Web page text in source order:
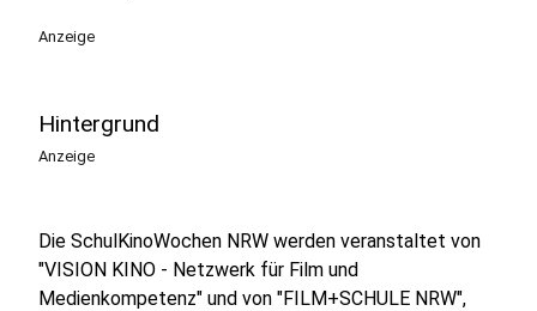
Anzeige
Hintergrund
Anzeige
Die SchulKinoWochen NRW werden veranstaltet von
"VISION KINO - Netzwerk für Film und
Medienkompetenz" und von "FILM+SCHULE NRW",